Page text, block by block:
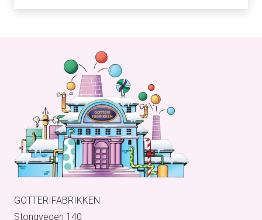
GOTTERIFABRIKKEN
Stongvegen 140